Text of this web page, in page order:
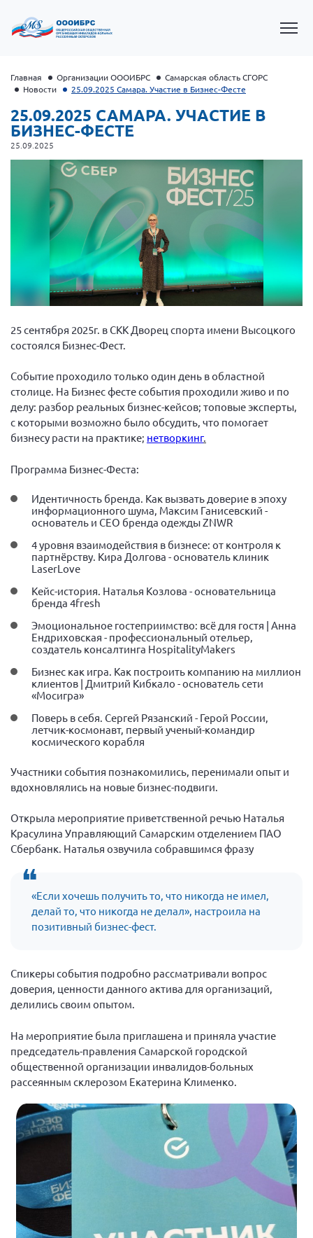
Президент Власов Я.В.
Первый вице-президент Кичигина Н. Ф.
Генеральный директор Матвиевская О.В.
Вице-президент Зрячева Н.В.
Вице-президент Шишлянников Ф.В.
Информационная служба
Вице-президент Черненко Д.Е.
Вице-президент Валюх М.В.
Вице-президент Чернова А.В.
Вице-президент Груба Л.В.
Главный бухгалтер Жаворонкова Г.М.
Конференция ОООИБРС 2026
Конференция ОООИБРС 2025
Экспертный совет ОООИБРС 2025
Конференция ОООИБРС 2024
Конференция ОООИБРС 2023
Конференция ОООИБРС 2022
Конференция ОООИБРС 2021
Конференция ВСЭ 2021
Конференция ОООИБРС 2020
Документы съездов
Первый съезд
Второй съезд
Третий съезд
Пятый съезд
Шестой съезд
ОФ «Фонд содействия больным рассеянным
склерозом»
Новости: Казахстан
Методическая литература для НКО
Публичные отчеты
Исследования, аналитика, мнения
Всероссийская онлайн конференция
"Рассеянный склероз. XX лет работы
ОООИБРС" (25-29.08.2020)
"Рассеянный склероз: новые реалии" (26-
29.05.2022)
Общероссийская РС
Главная Организации ОООИБРС
Самарская область СГОРС
Новости
25.09.2025 Самара. Участие в Бизнес-Фесте
25.09.2025 САМАРА. УЧАСТИЕ В
БИЗНЕС-ФЕСТЕ
25.09.2025
25 сентября 2025г. в СКК Дворец спорта имени Высоцкого
состоялся Бизнес-Фест.
Событие проходило только один день в областной
столице. На Бизнес фесте события проходили живо и по
делу: разбор реальных бизнес-кейсов; топовые эксперты,
с которыми возможно было обсудить, что помогает
бизнесу расти на практике; нетворкинг.
Программа Бизнес-Феста:
Идентичность бренда. Как вызвать доверие в эпоху
информационного шума, Максим Ганисевский -
основатель и СЕО бренда одежды ZNWR
4 уровня взаимодействия в бизнесе: от контроля к
партнёрству. Кира Долгова - основатель клиник
LaserLove
Кейс-история. Наталья Козлова - основательница
бренда 4fresh
Эмоциональное гостеприимство: всё для гостя | Анна
Ендриховская - профессиональный отельер,
создатель консалтинга HospitalityMakers
Бизнес как игра. Как построить компанию на миллион
клиентов | Дмитрий Кибкало - основатель сети
«Мосигра»
Поверь в себя. Сергей Рязанский - Герой России,
летчик-космонавт, первый ученый-командир
космического корабля
Участники события познакомились, перенимали опыт и
вдохновлялись на новые бизнес-подвиги.
Открыла мероприятие приветственной речью Наталья
Красулина Управляющий Самарским отделением ПАО
Сбербанк. Наталья озвучила собравшимся фразу
«Если хочешь получить то, что никогда не имел,
делай то, что никогда не делал», настроила на
позитивный бизнес-фест.
Спикеры события подробно рассматривали вопрос
доверия, ценности данного актива для организаций,
делились своим опытом.
На мероприятие была приглашена и приняла участие
председатель-правления Самарской городской
общественной организации инвалидов-больных
рассеянным склерозом Екатерина Клименко.